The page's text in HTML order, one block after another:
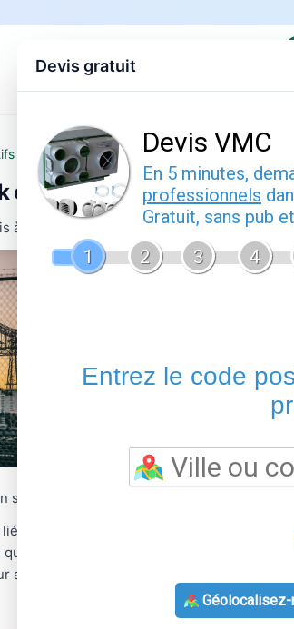
Accueil Devis gratuit Contact EDF
d'électricité et de gaz
ou ohm énergie : guide
à jour le
22 février 2026
Ilek ou ohm énergieest un
d'énergie. Bien
votre contrat sereinement
vous
Tout savoir sur ilek ou
gestion des factures ou le
premier outil à consulter :
téléphonique . En cas de
semaine.
à l'énergie sont souvent plus simples
clics depuis l'espace client.
avec votre fournisseur.
Devis gratuit